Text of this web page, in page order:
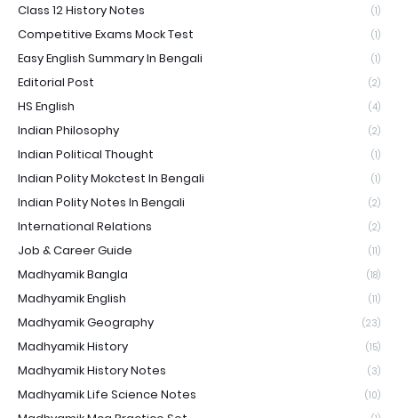
Class 12 History Notes (1)
Competitive Exams Mock Test (1)
Easy English Summary In Bengali (1)
Editorial Post (2)
HS English (4)
Indian Philosophy (2)
Indian Political Thought (1)
Indian Polity Mokctest In Bengali (1)
Indian Polity Notes In Bengali (2)
International Relations (2)
Job & Career Guide (11)
Madhyamik Bangla (18)
Madhyamik English (11)
Madhyamik Geography (23)
Madhyamik History (15)
Madhyamik History Notes (3)
Madhyamik Life Science Notes (10)